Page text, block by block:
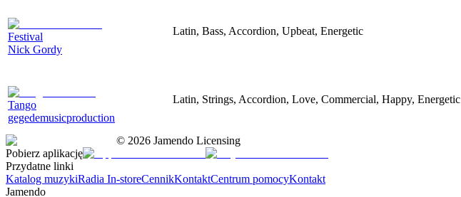
Festival
Nick Gordy
Latin, Bass, Accordion, Upbeat, Energetic
Tango
gegedemusicproduction
Latin, Strings, Accordion, Love, Commercial, Happy, Energetic
© 2026 Jamendo Licensing
Pobierz aplikację
Przydatne linki
Katalog muzykiRadia In-storeCennikKontaktCentrum pomocyKontakt
Jamendo